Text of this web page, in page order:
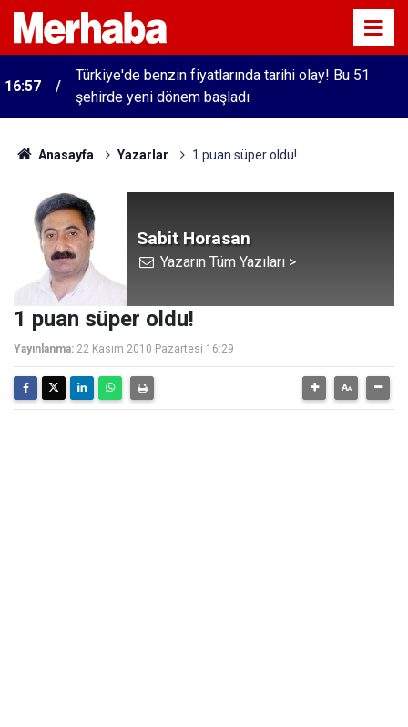
16:57
Türkiye'de benzin fiyatlarında tarihi olay! Bu 51
şehirde yeni dönem başladı
Anasayfa Yazarlar 1 puan süper oldu!
Sabit Horasan
Yazarın Tüm Yazıları >
1 puan süper oldu!
Yayınlanma: 22 Kasım 2010 Pazartesi 16:29